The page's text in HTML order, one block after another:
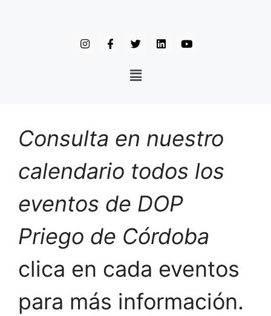
Consulta en nuestro
calendario todos los
eventos de DOP
Priego de Córdoba
clica en cada eventos
para más información.